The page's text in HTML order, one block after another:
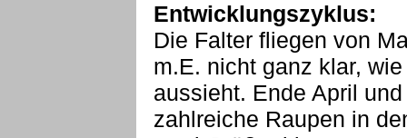
Entwicklungszyklus:
Die Falter fliegen von
m.E. nicht ganz klar,
aussieht. Ende April
zahlreiche Raupen in